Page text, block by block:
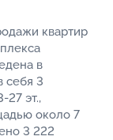
квартир
в
себя 3
27 эт.,
около 7
3 222